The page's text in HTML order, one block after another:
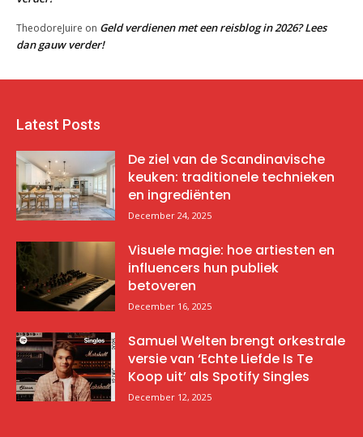
TheodoreJuire on Geld verdienen met een reisblog in 2026? Lees
dan gauw verder!
Latest Posts
De ziel van de Scandinavische
keuken: traditionele technieken
en ingrediënten
December 24, 2025
Visuele magie: hoe artiesten en
influencers hun publiek
betoveren
December 16, 2025
Samuel Welten brengt orkestrale
versie van ‘Echte Liefde Is Te
Koop uit’ als Spotify Singles
December 12, 2025